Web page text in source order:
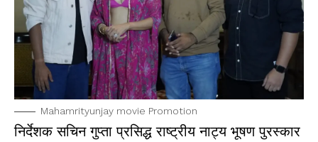
Mahamrityunjay movie Promotion
निर्देशक सचिन गुप्ता प्रसिद्ध राष्ट्रीय नाट्य भूषण पुरस्कार